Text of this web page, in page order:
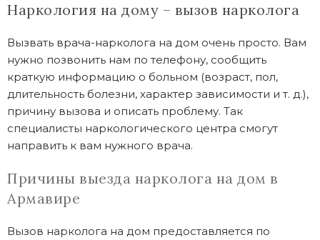
Наркология на дому – вызов нарколога
Вызвать врача-нарколога на дом очень просто. Вам
нужно позвонить нам по телефону, сообщить
краткую информацию о больном (возраст, пол,
длительность болезни, характер зависимости и т. д.),
причину вызова и описать проблему. Так
специалисты наркологического центра смогут
направить к вам нужного врача.
Причины выезда нарколога на дом в
Армавире
Вызов нарколога на дом предоставляется по